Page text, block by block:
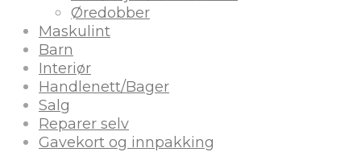
Øredobber
Maskulint
Barn
Interiør
Handlenett/Bager
Salg
Reparer selv
Gavekort og innpakking